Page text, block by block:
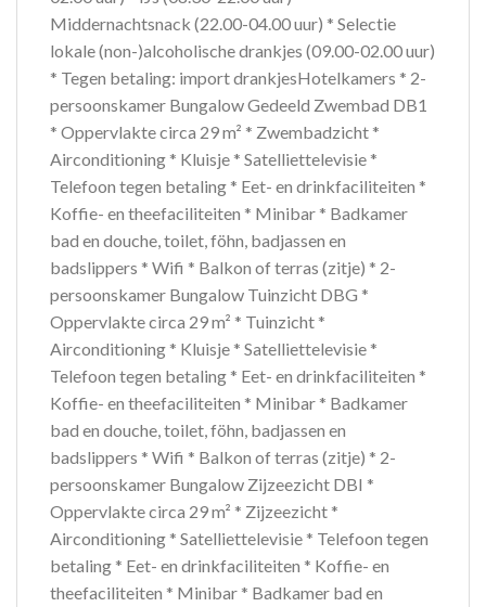
Middernachtsnack (22.00-04.00 uur) * Selectie
lokale (non-)alcoholische drankjes (09.00-02.00 uur)
* Tegen betaling: import drankjesHotelkamers * 2-
persoonskamer Bungalow Gedeeld Zwembad DB1
* Oppervlakte circa 29 m² * Zwembadzicht *
Airconditioning * Kluisje * Satelliettelevisie *
Telefoon tegen betaling * Eet- en drinkfaciliteiten *
Koffie- en theefaciliteiten * Minibar * Badkamer
bad en douche, toilet, föhn, badjassen en
badslippers * Wifi * Balkon of terras (zitje) * 2-
persoonskamer Bungalow Tuinzicht DBG *
Oppervlakte circa 29 m² * Tuinzicht *
Airconditioning * Kluisje * Satelliettelevisie *
Telefoon tegen betaling * Eet- en drinkfaciliteiten *
Koffie- en theefaciliteiten * Minibar * Badkamer
bad en douche, toilet, föhn, badjassen en
badslippers * Wifi * Balkon of terras (zitje) * 2-
persoonskamer Bungalow Zijzeezicht DBI *
Oppervlakte circa 29 m² * Zijzeezicht *
Airconditioning * Satelliettelevisie * Telefoon tegen
betaling * Eet- en drinkfaciliteiten * Koffie- en
theefaciliteiten * Minibar * Badkamer bad en